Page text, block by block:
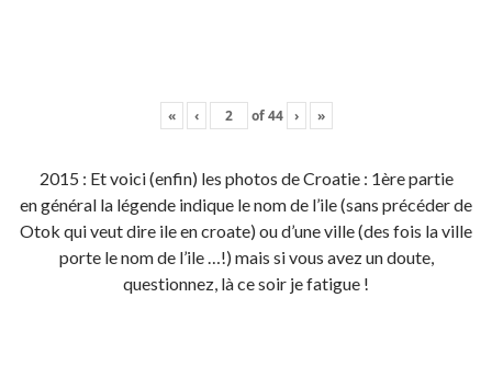
« ‹ of44 › »
2015 : Et voici (enfin) les photos de Croatie : 1ère partie
en général la légende indique le nom de l’ile (sans précéder de
Otok qui veut dire ile en croate) ou d’une ville (des fois la ville
porte le nom de l’ile …!) mais si vous avez un doute,
questionnez, là ce soir je fatigue !